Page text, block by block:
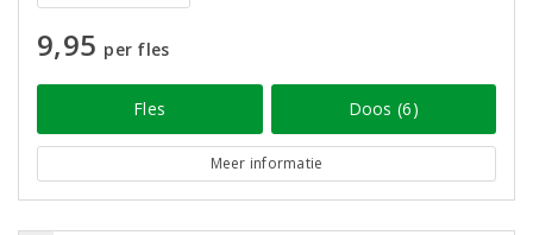
9,95 per fles
Fles Doos (6)
Meer informatie